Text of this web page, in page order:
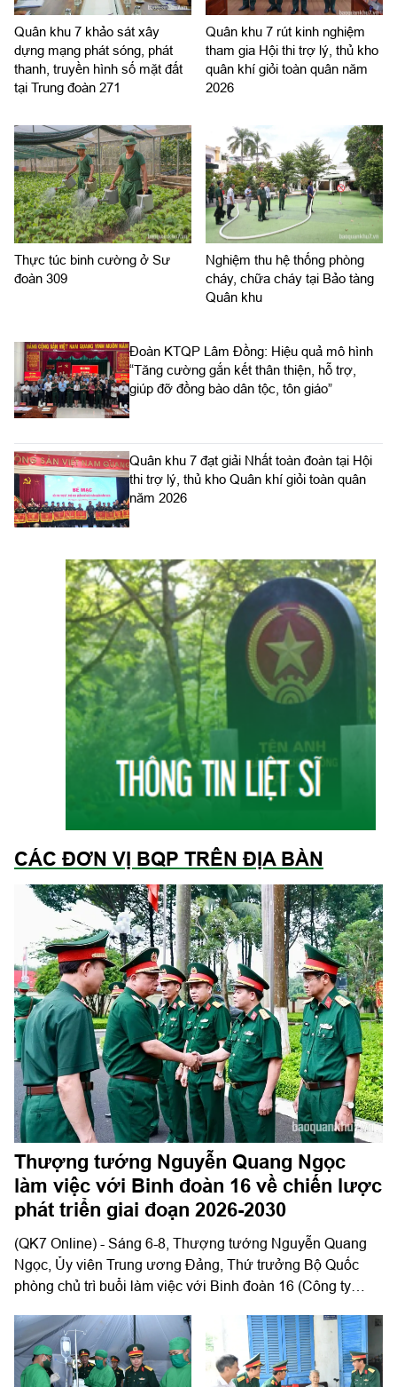
Quân khu 7 khảo sát xây
dựng mạng phát sóng, phát
thanh, truyền hình số mặt đất
tại Trung đoàn 271
Quân khu 7 rút kinh nghiệm
tham gia Hội thi trợ lý, thủ kho
quân khí giỏi toàn quân năm
2026
Thực túc binh cường ở Sư
đoàn 309
Nghiệm thu hệ thống phòng
cháy, chữa cháy tại Bảo tàng
Quân khu
Đoàn KTQP Lâm Đồng: Hiệu quả mô hình
“Tăng cường gắn kết thân thiện, hỗ trợ,
giúp đỡ đồng bào dân tộc, tôn giáo”
Quân khu 7 đạt giải Nhất toàn đoàn tại Hội
thi trợ lý, thủ kho Quân khí giỏi toàn quân
năm 2026
CÁC ĐƠN VỊ BQP TRÊN ĐỊA BÀN
Thượng tướng Nguyễn Quang Ngọc
làm việc với Binh đoàn 16 về chiến lược
phát triển giai đoạn 2026-2030
(QK7 Online) - Sáng 6-8, Thượng tướng Nguyễn Quang
Ngọc, Ủy viên Trung ương Đảng, Thứ trưởng Bộ Quốc
phòng chủ trì buổi làm việc với Binh đoàn 16 (Công ty
2030; tổ chức, cơ cấu lại doanh nghiệp.